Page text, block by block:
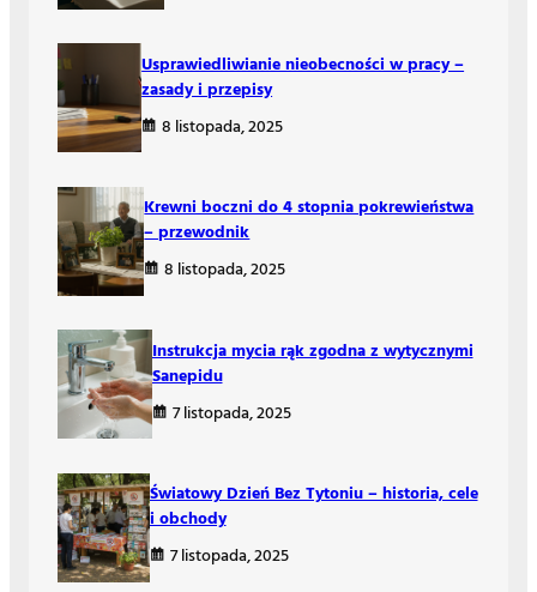
Usprawiedliwianie nieobecności w pracy –
zasady i przepisy
8 listopada, 2025
Krewni boczni do 4 stopnia pokrewieństwa
– przewodnik
8 listopada, 2025
Instrukcja mycia rąk zgodna z wytycznymi
Sanepidu
7 listopada, 2025
Światowy Dzień Bez Tytoniu – historia, cele
i obchody
7 listopada, 2025